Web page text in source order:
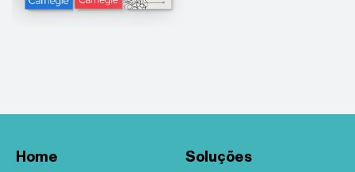
Home Soluções